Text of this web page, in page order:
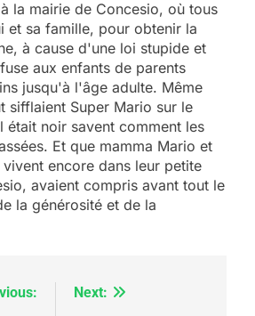
la mairie de Concesio, où tous
et sa famille, pour obtenir la
à cause d'une loi stupide et
aux enfants de parents
jusqu'à l'âge adulte. Même
sifflaient Super Mario sur le
était noir savent comment les
Et que mamma Mario et
encore dans leur petite
avaient compris avant tout le
la générosité et de la
Next: